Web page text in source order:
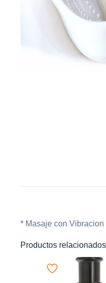
* Masaje con
Productos relacionados